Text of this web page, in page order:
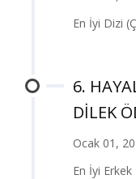
En İyi Dizi
6.
DİLEK
Ocak 01,
En İyi